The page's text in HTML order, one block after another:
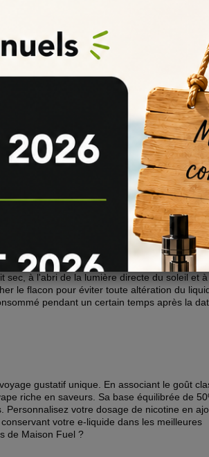
de liquide sans nicotine (0mg). Pour
suffit d'ajouter des boosters de nicotine
un booster de nicotine au flacon
deux boosters de nicotine à un flacon
total de 70ml de liquide nicotiné.
avec plus de deux boosters de nicotine,
Fuel - Vanilla
Pep's 50 ml, il est recommandé de le
sec, à l'abri de la lumière directe du soleil et à
le flacon pour éviter toute altération du
pendant un certain temps après la
gustatif unique. En associant le goût
riche en saveurs. Sa base équilibrée de
votre dosage de nicotine en
votre e-liquide dans les meilleures
de Maison Fuel ?